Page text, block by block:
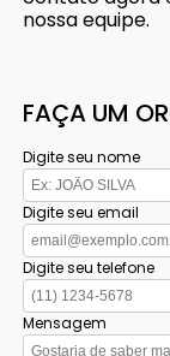
nossa equipe.
FAÇA UM
Digite seu nome
Digite seu email
Digite seu telefone
Mensagem